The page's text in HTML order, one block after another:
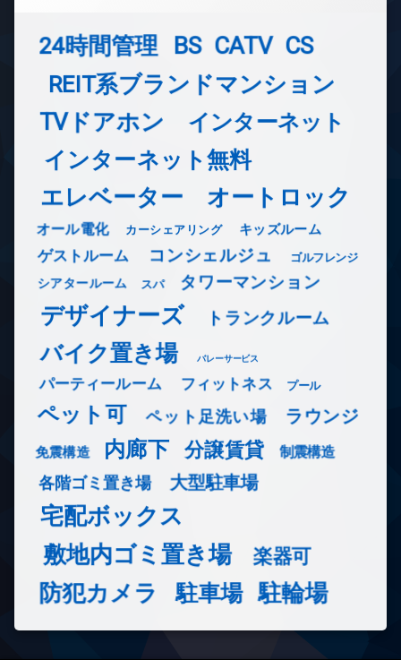
24時間管理 BS CATV CS
REIT系ブランドマンション
TVドアホン
インターネット
インターネット無料
エレベーター オートロック
オール電化 カーシェアリング キッズルーム
ゲストルーム コンシェルジュ ゴルフレンジ
シアタールーム スパ タワーマンション
デザイナーズ トランクルーム
バイク置き場 バレーサービス
パーティールーム フィットネス プール
ペット可 ペット足洗い場 ラウンジ
免震構造 内廊下 分譲賃貸 制震構造
各階ゴミ置き場 大型駐車場
宅配ボックス
敷地内ゴミ置き場
楽器可
防犯カメラ 駐車場 駐輪場